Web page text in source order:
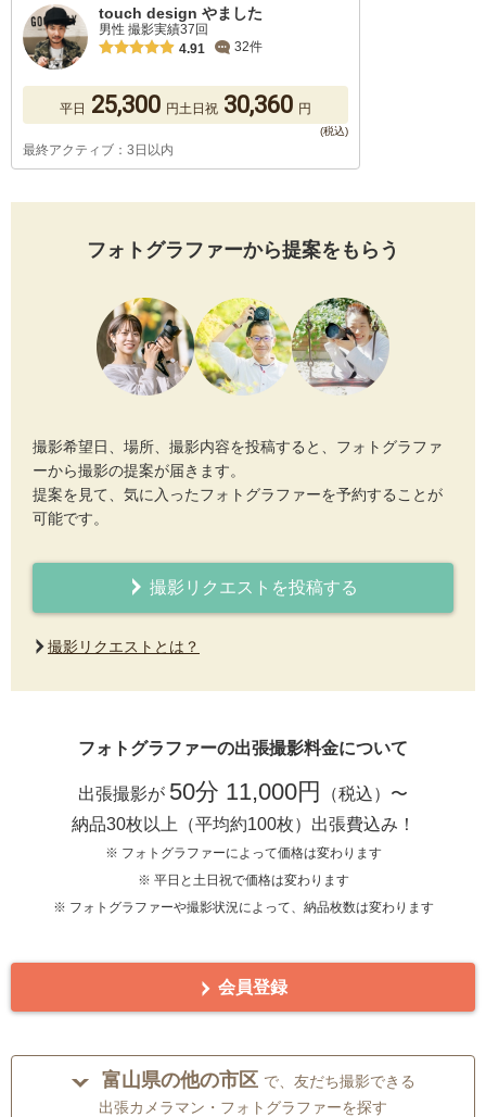
touch design やました
男性 撮影実績37回
4.91
32件
平日 25,300 円土日祝 30,360 円
最終アクティブ：3日以内
フォトグラファーから提案をもらう
撮影希望日、場所、撮影内容を投稿すると、フォトグラファ
ーから撮影の提案が届きます。
提案を見て、気に入ったフォトグラファーを予約することが
可能です。
撮影リクエストを投稿する
撮影リクエストとは？
フォトグラファーの出張撮影料金について
出張撮影が 50分 11,000円
（税込）〜
納品30枚以上（平均約100枚）出張費込み！
※ フォトグラファーによって価格は変わります
※ 平日と土日祝で価格は変わります
※ フォトグラファーや撮影状況によって、納品枚数は変わります
会員登録
富山県の他の市区 で、友だち撮影できる
出張カメラマン・フォトグラファーを探す